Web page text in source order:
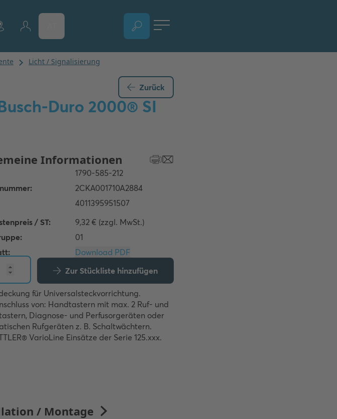
Zurück
Duro 2000® SI
/ ST:
9,32 € (zzgl. MwSt.)
01
Download PDF
Zur Stückliste hinzufügen
für Universalsteckvorrichtung.
von: Handtastern mit max. 2 Ruf- und
Diagnose- und Perfusorgeräten oder
Rufgeräten z. B. Schaltwächtern.
VarioLine Einsätze der Serie 125.xxx.